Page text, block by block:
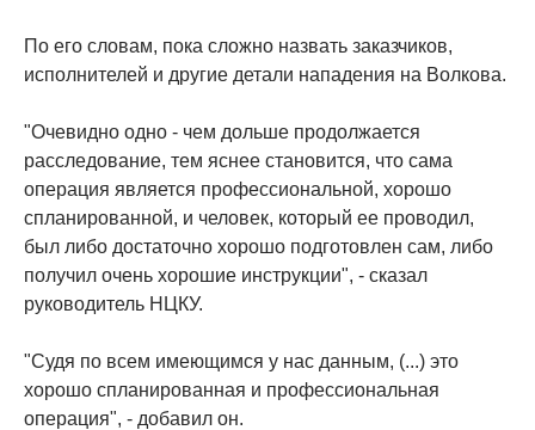
По его словам, пока сложно назвать заказчиков,
исполнителей и другие детали нападения на Волкова.
"Очевидно одно - чем дольше продолжается
расследование, тем яснее становится, что сама
операция является профессиональной, хорошо
спланированной, и человек, который ее проводил,
был либо достаточно хорошо подготовлен сам, либо
получил очень хорошие инструкции", - сказал
руководитель НЦКУ.
"Судя по всем имеющимся у нас данным, (...) это
хорошо спланированная и профессиональная
операция", - добавил он.